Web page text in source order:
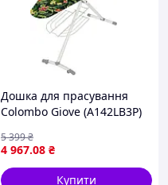
Дошка для прасування
Colombo Giove (A142LB3P)
4 967.08 ₴
5 399₴
Купити